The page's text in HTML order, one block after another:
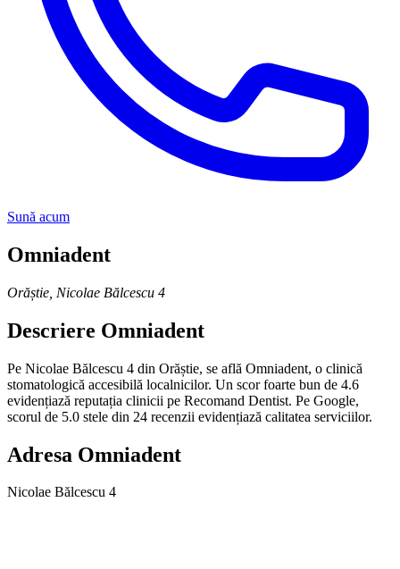
Sună acum
Omniadent
Orăștie Nicolae Bălcescu 4
Descriere Omniadent
Pe Nicolae Bălcescu 4 din Orăștie, se află Omniadent, o clinică
stomatologică accesibilă localnicilor. Un scor foarte bun de 4.6
evidențiază reputația clinicii pe Recomand Dentist. Pe Google,
scorul de 5.0 stele din 24 recenzii evidențiază calitatea serviciilor.
Adresa Omniadent
Nicolae Bălcescu 4